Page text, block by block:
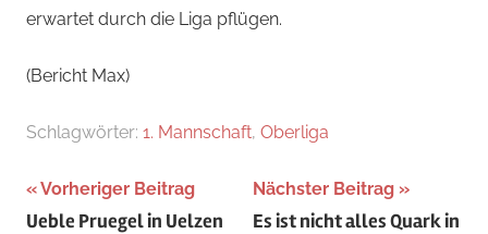
erwartet durch die Liga pflügen.
(Bericht Max)
Schlagwörter: 1. Mannschaft, Oberliga
Beitragsnavigation
Vorheriger Beitrag
Ueble Pruegel in Uelzen
Nächster Beitrag
Es ist nicht alles Quark in